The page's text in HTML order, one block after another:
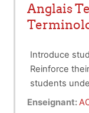
Anglais
Introduce
Reinforce
students
document.
Enseignant: